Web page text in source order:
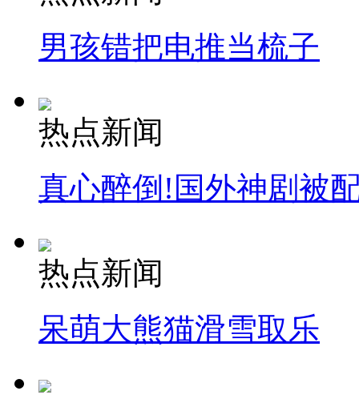
男孩错把电推当梳子
热点新闻
真心醉倒!国外神剧被
热点新闻
呆萌大熊猫滑雪取乐